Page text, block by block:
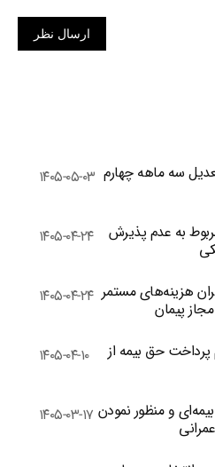
ارسال نظر
سه ماهه چهارم ۱۴۰۵-۰۵-۰۳
به عدم پذیرش
۱۴۰۵-۰۴-۲۴
هزینه‌های مستمر
پیمان
۱۴۰۵-۰۴-۲۴
حق بیمه از
۱۴۰۵-۰۴-۱۰
و منظور نمودن ۱۴۰۵-۰۳-۱۷